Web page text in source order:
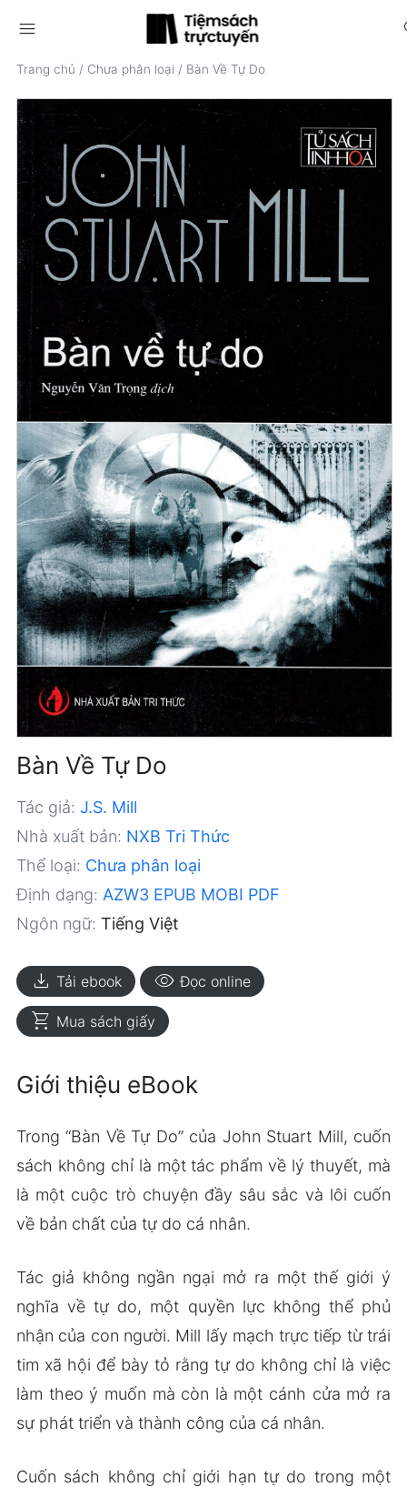
menu
Trang chủ / Chưa phân loại / Bàn Về Tự Do
Bàn Về Tự Do
Tác giả: J.S. Mill
Nhà xuất bản: NXB Tri Thức
Thể loại: Chưa phân loại
Định dạng: AZW3 EPUB MOBI PDF
Ngôn ngữ: Tiếng Việt
download Tải ebook visibility Đọc online
shopping_cart Mua sách giấy
Giới thiệu eBook
Trong “Bàn Về Tự Do” của John Stuart Mill, cuốn
sách không chỉ là một tác phẩm về lý thuyết, mà
là một cuộc trò chuyện đầy sâu sắc và lôi cuốn
về bản chất của tự do cá nhân.
Tác giả không ngần ngại mở ra một thế giới ý
nghĩa về tự do, một quyền lực không thể phủ
nhận của con người. Mill lấy mạch trực tiếp từ trái
tim xã hội để bày tỏ rằng tự do không chỉ là việc
làm theo ý muốn mà còn là một cánh cửa mở ra
sự phát triển và thành công của cá nhân.
Cuốn sách không chỉ giới hạn tự do trong một